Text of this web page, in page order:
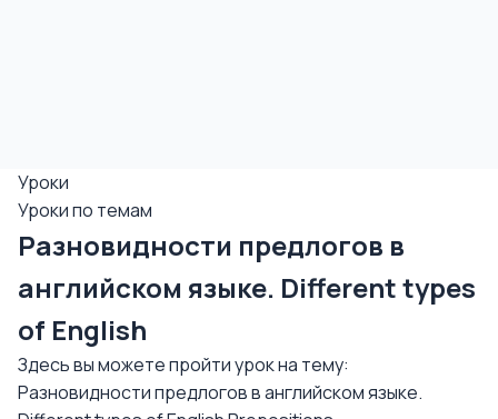
Уроки
Уроки по темам
Разновидности предлогов в
английском языке. Different types
of English
Здесь вы можете пройти урок на тему:
Разновидности предлогов в английском языке.